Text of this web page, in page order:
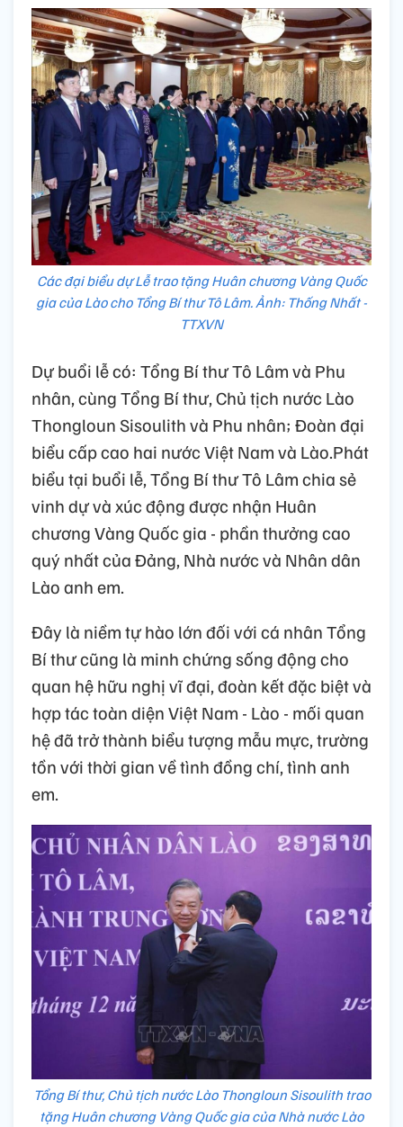
Các đại biểu dự Lễ trao tặng Huân chương Vàng Quốc
gia của Lào cho Tổng Bí thư Tô Lâm. Ảnh: Thống Nhất -
TTXVN
Dự buổi lễ có: Tổng Bí thư Tô Lâm và Phu
nhân, cùng Tổng Bí thư, Chủ tịch nước Lào
Thongloun Sisoulith và Phu nhân; Đoàn đại
biểu cấp cao hai nước Việt Nam và Lào.Phát
biểu tại buổi lễ, Tổng Bí thư Tô Lâm chia sẻ
vinh dự và xúc động được nhận Huân
chương Vàng Quốc gia - phần thưởng cao
quý nhất của Đảng, Nhà nước và Nhân dân
Lào anh em.
Đây là niềm tự hào lớn đối với cá nhân Tổng
Bí thư cũng là minh chứng sống động cho
quan hệ hữu nghị vĩ đại, đoàn kết đặc biệt và
hợp tác toàn diện Việt Nam - Lào - mối quan
hệ đã trở thành biểu tượng mẫu mực, trường
tồn với thời gian về tình đồng chí, tình anh
em.
Tổng Bí thư, Chủ tịch nước Lào Thongloun Sisoulith trao
tặng Huân chương Vàng Quốc gia của Nhà nước Lào